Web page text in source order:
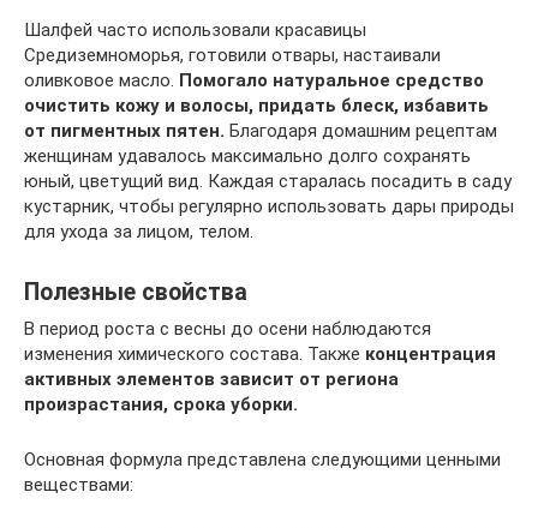
Шалфей часто использовали красавицы
Средиземноморья, готовили отвары, настаивали
оливковое масло. Помогало натуральное средство
очистить кожу и волосы, придать блеск, избавить
от пигментных пятен. Благодаря домашним рецептам
женщинам удавалось максимально долго сохранять
юный, цветущий вид. Каждая старалась посадить в саду
кустарник, чтобы регулярно использовать дары природы
для ухода за лицом, телом.
Полезные свойства
В период роста с весны до осени наблюдаются
изменения химического состава. Также концентрация
активных элементов зависит от региона
произрастания, срока уборки.
Основная формула представлена следующими ценными
веществами: